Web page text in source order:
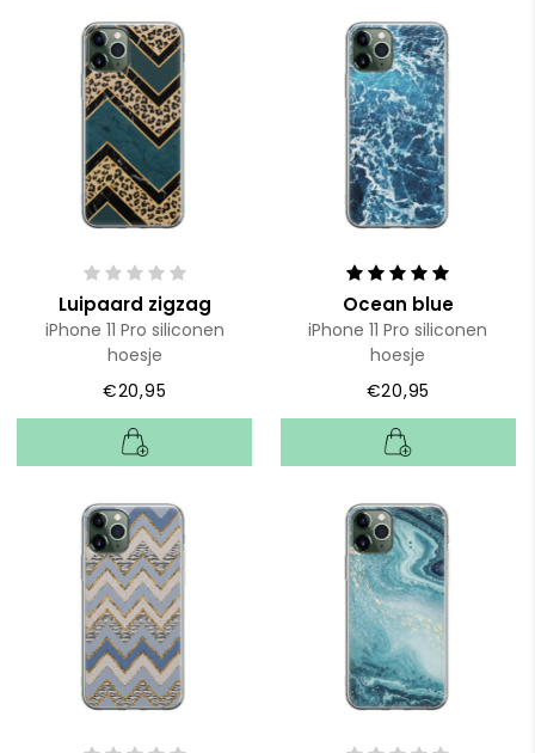
Luipaard zigzag
iPhone 11 Pro siliconen
hoesje
€20,95
Ocean blue
iPhone 11 Pro siliconen
hoesje
€20,95